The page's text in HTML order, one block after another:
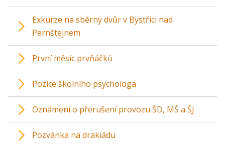
Exkurze na sběrný dvůr v Bystřici nad
Pernštejnem
První měsíc prvňáčků
Pozice školního psychologa
Oznámení o přerušení provozu ŠD, MŠ a ŠJ
Pozvánka na drakiádu